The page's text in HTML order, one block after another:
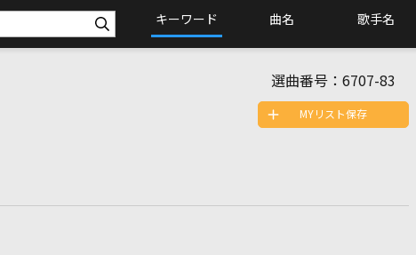
キーワード 曲名 歌手名
選曲番号： 6707-83
MYリスト保存